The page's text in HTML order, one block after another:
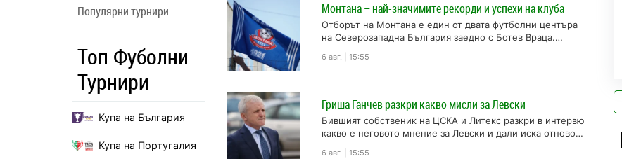
Популярни турнири
Топ Фуболни
Турнири
Купа на България
Купа на Португалия
Монтана – най-значимите рекорди и успехи на клуба
Отборът на Монтана е един от двата футболни центъра
на Северозападна България заедно с Ботев Враца.
Радвайки се на над...
6 авг. | 15:55
Гриша Ганчев разкри какво мисли за Левски
Бившият собственик на ЦСКА и Литекс разкри в интервю
какво е неговото мнение за Левски и дали иска отново
6 авг. | 15:55